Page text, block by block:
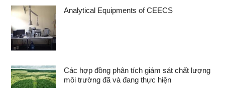
Analytical Equipments of CEECS
Các hợp đồng phân tích giám sát chất lượng
môi trường đã và đang thực hiện